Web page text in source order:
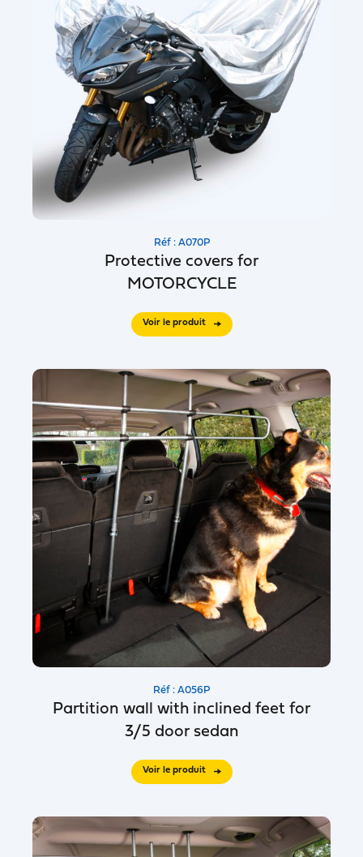
Réf : A070P
Protective covers for
MOTORCYCLE
Voir le produit
Réf : A056P
Partition wall with inclined feet for
3/5 door sedan
Voir le produit